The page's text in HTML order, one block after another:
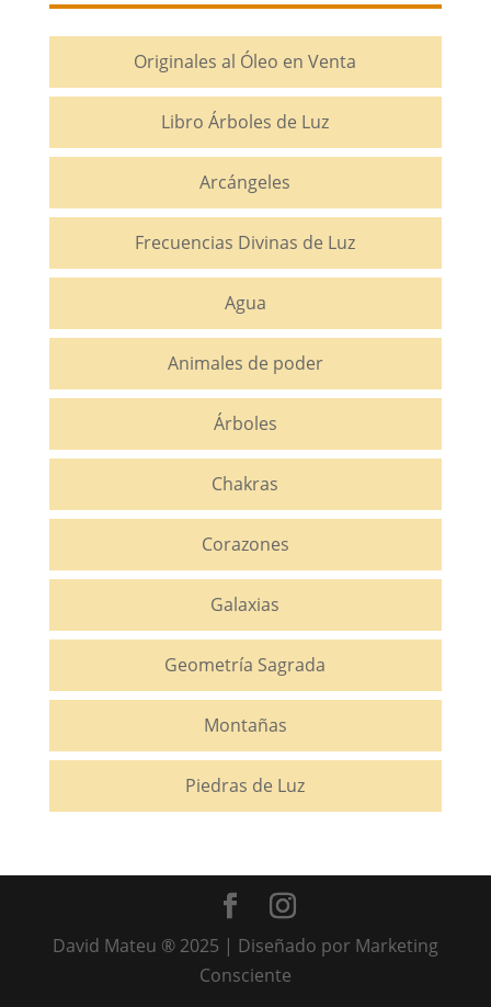
Originales al Óleo en Venta
Libro Árboles de Luz
Arcángeles
Frecuencias Divinas de Luz
Agua
Animales de poder
Árboles
Chakras
Corazones
Galaxias
Geometría Sagrada
Montañas
Piedras de Luz
David Mateu ® 2025 | Diseñado por Marketing
Consciente